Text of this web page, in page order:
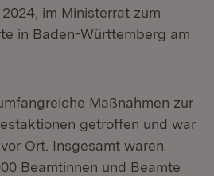
im Ministerrat zum
in Baden-Württemberg am
in neuem Fenster)Maßnahmen zur
getroffen und war
Ort. Insgesamt waren
Beamtinnen und Beamte